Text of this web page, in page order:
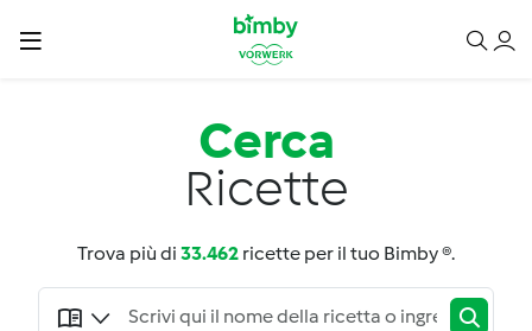
Cerca
Ricette
Trova più di 33.462 ricette per il tuo Bimby ®.